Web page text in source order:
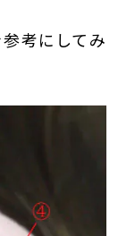
考にしてみ